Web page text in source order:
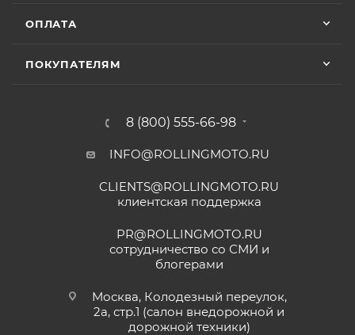
ОПЛАТА
ПОКУПАТЕЛЯМ
8 (800) 555-66-98
INFO@ROLLINGMOTO.RU
CLIENTS@ROLLINGMOTO.RU
клиентская поддержка
PR@ROLLINGMOTO.RU
сотрудничество со СМИ и
блогерами
Москва, Колодезный переулок,
2а, стр.1 (салон внедорожной и
дорожной техники)